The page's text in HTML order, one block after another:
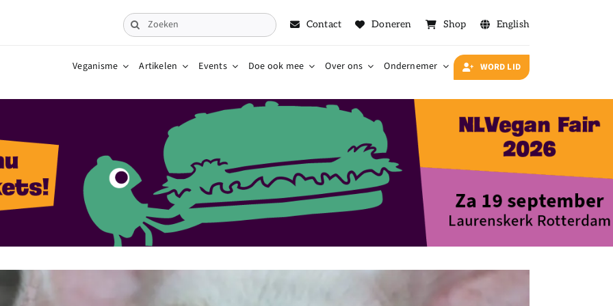
Zoeken
naar:
Contact Doneren Shop English
Veganisme Artikelen Events Doe ook mee Over ons Ondernemer WORD LID